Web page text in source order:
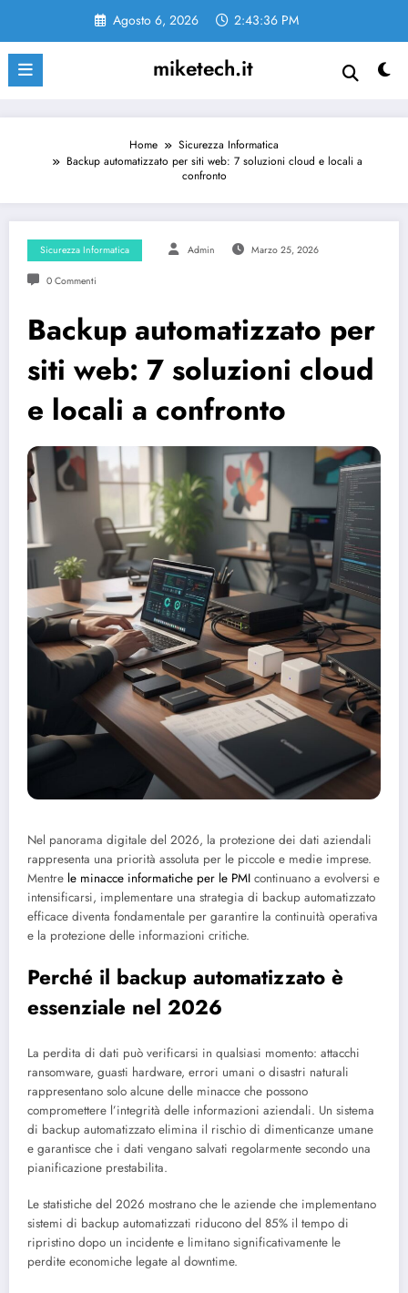
contenuto
Agosto 6, 2026 2:43:37 PM
miketech.it
Home
Sicurezza Informatica
Backup automatizzato per siti web: 7 soluzioni cloud e locali a
confronto
Sicurezza Informatica Admin Marzo 25, 2026
0 Commenti
Backup automatizzato per
siti web: 7 soluzioni cloud
e locali a confronto
Nel panorama digitale del 2026, la protezione dei dati aziendali
rappresenta una priorità assoluta per le piccole e medie imprese.
Mentre le minacce informatiche per le PMI continuano a evolversi e
intensificarsi, implementare una strategia di backup automatizzato
efficace diventa fondamentale per garantire la continuità operativa
e la protezione delle informazioni critiche.
Perché il backup automatizzato è
essenziale nel 2026
La perdita di dati può verificarsi in qualsiasi momento: attacchi
ransomware, guasti hardware, errori umani o disastri naturali
rappresentano solo alcune delle minacce che possono
compromettere l’integrità delle informazioni aziendali. Un sistema
di backup automatizzato elimina il rischio di dimenticanze umane
e garantisce che i dati vengano salvati regolarmente secondo una
pianificazione prestabilita.
Le statistiche del 2026 mostrano che le aziende che implementano
sistemi di backup automatizzati riducono del 85% il tempo di
ripristino dopo un incidente e limitano significativamente le
perdite economiche legate al downtime.